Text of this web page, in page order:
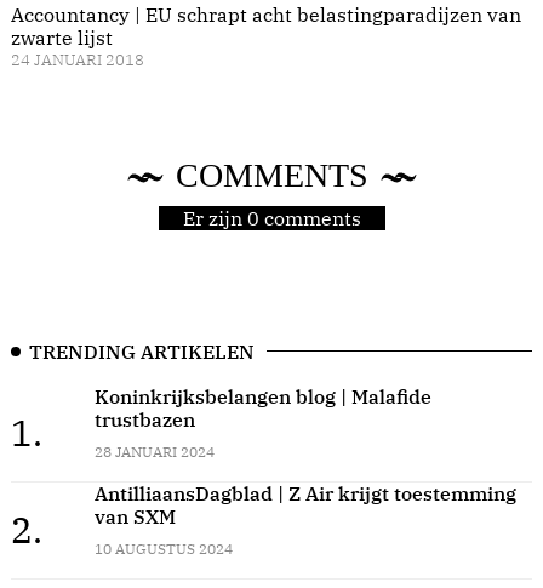
Accountancy | EU schrapt acht belastingparadijzen van
zwarte lijst
24 JANUARI 2018
COMMENTS
Er zijn 0 comments
TRENDING ARTIKELEN
1.
Koninkrijksbelangen blog | Malafide
trustbazen
28 JANUARI 2024
2.
AntilliaansDagblad | Z Air krijgt toestemming
van SXM
10 AUGUSTUS 2024